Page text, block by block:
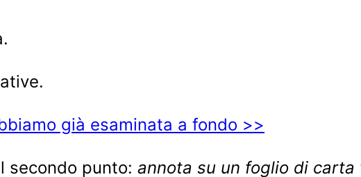
già esaminata a fondo >>
secondo punto: annota su un foglio di